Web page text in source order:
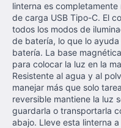
linterna es
de carga USB Tipo-C. El
todos los modos de
de batería, lo que lo
batería. La base
para colocar la luz en la
Resistente al agua y al
manejar más que solo
reversible mantiene la luz
guardarla o transportarla
abajo. Lleve esta linterna